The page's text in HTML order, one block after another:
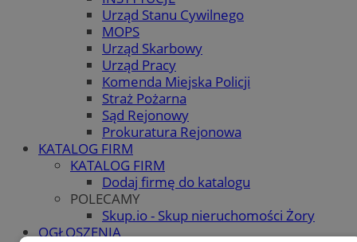
Urząd Stanu Cywilnego
MOPS
Urząd Skarbowy
Urząd Pracy
Komenda Miejska Policji
Straż Pożarna
Sąd Rejonowy
Prokuratura Rejonowa
KATALOG FIRM
KATALOG FIRM
Dodaj firmę do katalogu
POLECAMY
Skup.io - Skup nieruchomości Żory
OGŁOSZENIA